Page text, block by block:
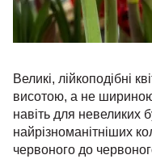
Великі, лійкоподібні
висотою, а не
навіть для невеликих
найрізноманітніших
червоного до